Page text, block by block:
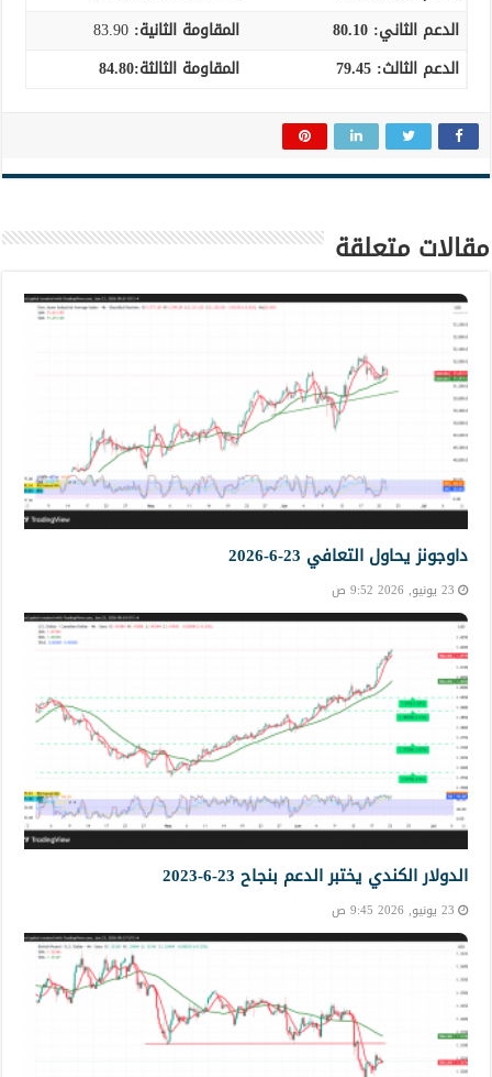
الدعم الثاني: 80.10 المقاومة الثانية:
الدعم الثالث: المقاومة الثالثة:84.80
مقالات متعلقة
داوجونز يحاول التعافي 23-6-2026
23 يونيو, 2026 9:52 ص
الدولار الكندي يختبر الدعم بنجاح 23-6-2023
23 يونيو, 2026 9:45 ص